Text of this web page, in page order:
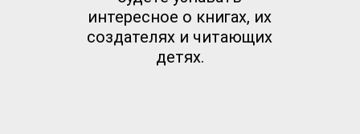
"Краеугольный камень
"Исключительных" Мег Вулицер - это
амбиции: каково жить с ними,
интересное о книгах, их
создателях и читающих
детях.